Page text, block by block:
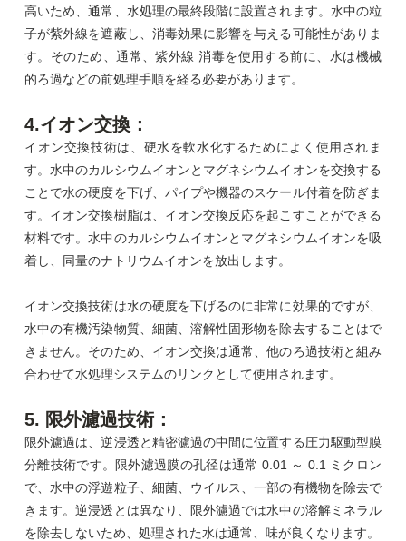
高いため、通常、水処理の最終段階に設置されます。水中の粒
子が紫外線を遮蔽し、消毒効果に影響を与える可能性がありま
す。そのため、通常、紫外線 消毒を使用する前に、水は機械
的ろ過などの前処理手順を経る必要があります。
4.イオン交換：
イオン交換技術は、硬水を軟水化するためによく使用されま
す。水中のカルシウムイオンとマグネシウムイオンを交換する
ことで水の硬度を下げ、パイプや機器のスケール付着を防ぎま
す。イオン交換樹脂は、イオン交換反応を起こすことができる
材料です。水中のカルシウムイオンとマグネシウムイオンを吸
着し、同量のナトリウムイオンを放出します。
イオン交換技術は水の硬度を下げるのに非常に効果的ですが、
水中の有機汚染物質、細菌、溶解性固形物を除去することはで
きません。そのため、イオン交換は通常、他のろ過技術と組み
合わせて水処理システムのリンクとして使用されます。
5. 限外濾過技術：
限外濾過は、逆浸透と精密濾過の中間に位置する圧力駆動型膜
分離技術です。限外濾過膜の孔径は通常 0.01 ～ 0.1 ミクロン
で、水中の浮遊粒子、細菌、ウイルス、一部の有機物を除去で
きます。逆浸透とは異なり、限外濾過では水中の溶解ミネラル
を除去しないため、処理された水は通常、味が良くなります。